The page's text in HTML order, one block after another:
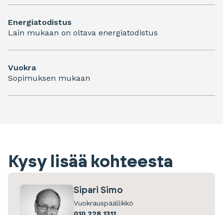
Energiatodistus
Lain mukaan on oltava energiatodistus
Vuokra
Sopimuksen mukaan
Kysy lisää kohteesta
Sipari Simo
Vuokrauspäällikkö